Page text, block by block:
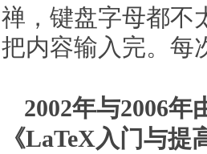
禅，键盘字母都不
把内容输入完。每
2002年与2006年
《LaTeX入门与提